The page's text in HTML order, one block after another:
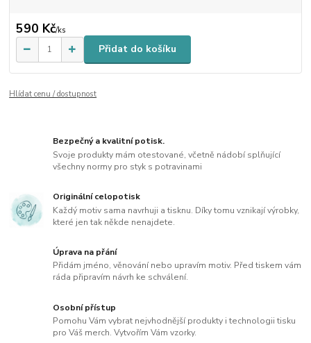
590 Kč/ks
Přidat do košíku
Hlídat cenu / dostupnost
Bezpečný a kvalitní potisk.
Svoje produkty mám otestované, včetně nádobí splňující
všechny normy pro styk s potravinami
Originální celopotisk
Každý motiv sama navrhuji a tisknu. Díky tomu vznikají výrobky,
které jen tak někde nenajdete.
Úprava na přání
Přidám jméno, věnování nebo upravím motiv. Před tiskem vám
ráda připravím návrh ke schválení.
Osobní přístup
Pomohu Vám vybrat nejvhodnější produkty i technologii tisku
pro Váš merch. Vytvořím Vám vzorky.